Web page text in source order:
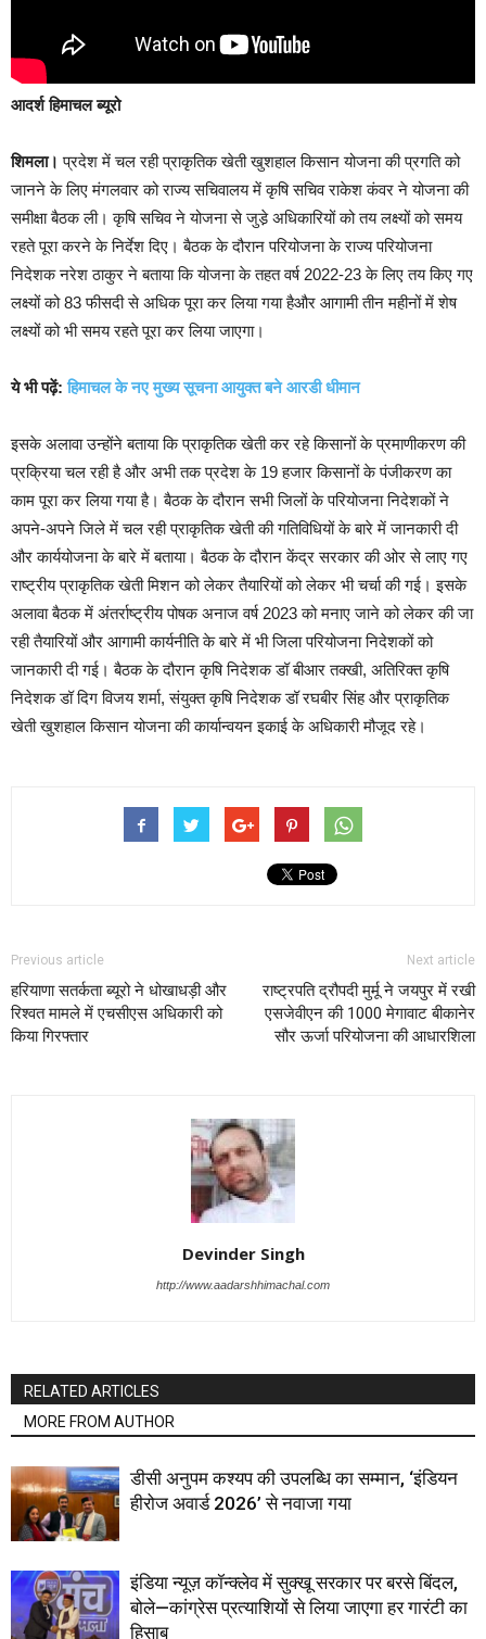
आदर्श हिमाचल ब्यूरो
शिमला। प्रदेश में चल रही प्राकृतिक खेती खुशहाल किसान योजना की प्रगति को
जानने के लिए मंगलवार को राज्य सचिवालय में कृषि सचिव राकेश कंवर ने योजना की
समीक्षा बैठक ली। कृषि सचिव ने योजना से जुडे़ अधिकारियों को तय लक्ष्यों को समय
रहते पूरा करने के निर्देश दिए। बैठक के दौरान परियोजना के राज्य परियोजना
निदेशक नरेश ठाकुर ने बताया कि योजना के तहत वर्ष 2022-23 के लिए तय किए गए
लक्ष्यों को 83 फीसदी से अधिक पूरा कर लिया गया हैऔर आगामी तीन महीनों में शेष
लक्ष्यों को भी समय रहते पूरा कर लिया जाएगा।
ये भी पढ़ें:हिमाचल के नए मुख्य सूचना आयुक्त बने आरडी धीमान
इसके अलावा उन्होंने बताया कि प्राकृतिक खेती कर रहे किसानों के प्रमाणीकरण की
प्रक्रिया चल रही है और अभी तक प्रदेश के 19 हजार किसानों के पंजीकरण का
काम पूरा कर लिया गया है। बैठक के दौरान सभी जिलों के परियोजना निदेशकों ने
अपने-अपने जिले में चल रही प्राकृतिक खेती की गतिविधियों के बारे में जानकारी दी
और कार्ययोजना के बारे में बताया। बैठक के दौरान केंद्र सरकार की ओर से लाए गए
राष्ट्रीय प्राकृतिक खेती मिशन को लेकर तैयारियों को लेकर भी चर्चा की गई। इसके
अलावा बैठक में अंतर्राष्ट्रीय पोषक अनाज वर्ष 2023 को मनाए जाने को लेकर की जा
रही तैयारियों और आगामी कार्यनीति के बारे में भी जिला परियोजना निदेशकों को
जानकारी दी गई। बैठक के दौरान कृषि निदेशक डॉ बीआर तक्खी, अतिरिक्त कृषि
निदेशक डॉ दिग विजय शर्मा, संयुक्त कृषि निदेशक डॉ रघबीर सिंह और प्राकृतिक
खेती खुशहाल किसान योजना की कार्यान्वयन इकाई के अधिकारी मौजूद रहे।
Previous article
हरियाणा सतर्कता ब्यूरो ने धोखाधड़ी और
रिश्वत मामले में एचसीएस अधिकारी को
किया गिरफ्तार
Next article
राष्ट्रपति द्रौपदी मुर्मू ने जयपुर में रखी
एसजेवीएन की 1000 मेगावाट बीकानेर
सौर ऊर्जा परियोजना की आधारशिला
Devinder Singh
http://www.aadarshhimachal.com
RELATED ARTICLES
MORE FROM AUTHOR
डीसी अनुपम कश्यप की उपलब्धि का सम्मान, ‘इंडियन
हीरोज अवार्ड 2026’ से नवाजा गया
इंडिया न्यूज़ कॉन्क्लेव में सुक्खू सरकार पर बरसे बिंदल,
बोले—कांग्रेस प्रत्याशियों से लिया जाएगा हर गारंटी का
हिसाब